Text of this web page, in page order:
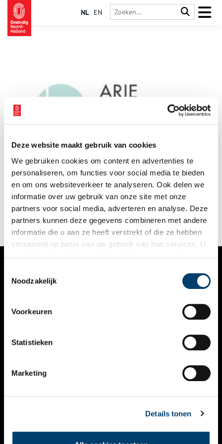
Deze website maakt gebruik van cookies
We gebruiken cookies om content en advertenties te
personaliseren, om functies voor social media te bieden
en om ons websiteverkeer te analyseren. Ook delen we
informatie over uw gebruik van onze site met onze
partners voor social media, adverteren en analyse. Deze
partners kunnen deze gegevens combineren met andere
informatie die u aan ze heeft verstrekt of die ze hebben
verzameld op basis van uw gebruik van hun services. U
Noodzakelijk
Voorkeuren
Statistieken
Marketing
Details tonen
NL EN
publieksstemming geopend
De Arie Keppler Prijs van MOOI Noord-Holland onderscheidt
bijzondere projecten en beleidsplannen die aantoonbaar
bijdragen aan de kwaliteit van de leefomgeving in heel Noord-
Holland. Dat gaat over architectuur, stedenbouw, erfgoed,
landschap én natuur. Uit maar liefst 104 inzendingen heeft de
vakjury 11 projecten genomineerd voor de Arie Keppler Prijs
2 min
VERHALEN
KALENDER
THEMA’S
VIDEO’S
CONTACT